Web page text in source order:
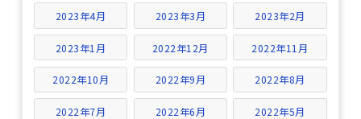
2023年4月 2023年3月 2023年2月
2023年1月 2022年12月 2022年11月
2022年10月 2022年9月 2022年8月
2022年7月 2022年6月 2022年5月